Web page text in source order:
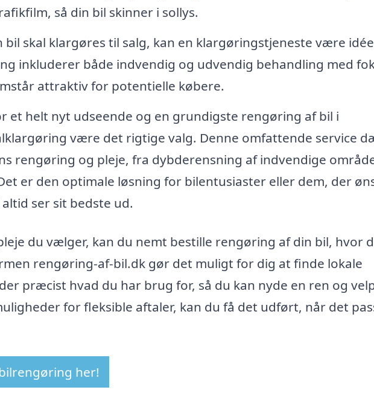
så din bil skinner i sollys.
bil skal klargøres til salg, kan en klargøringstjeneste være
inkluderer både indvendig og udvendig behandling med
attraktiv for potentielle købere.
et helt nyt udseende og en grundigste rengøring af bil i
være det rigtige valg. Denne omfattende service
rengøring og pleje, fra dybderensning af indvendige
er den optimale løsning for bilentusiaster eller dem, der
ser sit bedste ud.
du vælger, kan du nemt bestille rengøring af din bil, hvor
rengøring-af-bil.dk gør det muligt for dig at finde lokale
præcist hvad du har brug for, så du kan nyde en ren og
for fleksible aftaler, kan du få det udført, når det
her!